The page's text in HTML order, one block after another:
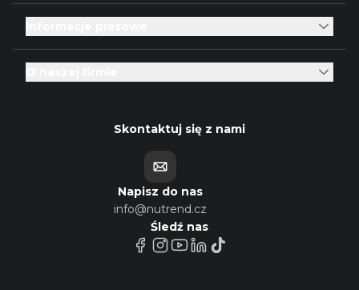
Skontaktuj się z nami
Napisz do nas
info@nutrend.cz
Śledź nas